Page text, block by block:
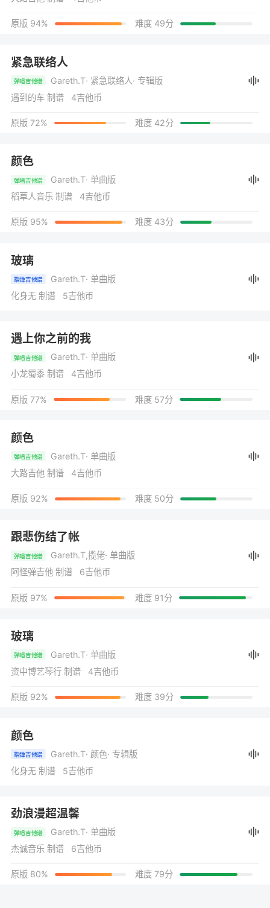
原版 94% 难度 49分
紧急联络人
弹唱吉他谱 Gareth.T· 紧急联络人· 专辑版
遇到的车 制谱 4吉他币
原版 72% 难度 42分
颜色
弹唱吉他谱 Gareth.T· 单曲版
稻草人音乐 制谱 4吉他币
原版 95% 难度 43分
玻璃
指弹吉他谱 Gareth.T· 单曲版
化身无 制谱 5吉他币
遇上你之前的我
弹唱吉他谱 Gareth.T· 单曲版
小龙蜀黍 制谱 4吉他币
原版 77% 难度 57分
颜色
弹唱吉他谱 Gareth.T· 单曲版
大路吉他 制谱 4吉他币
原版 92% 难度 50分
跟悲伤结了帐
弹唱吉他谱 Gareth.T,揽佬· 单曲版
阿怪弹吉他 制谱 6吉他币
原版 97% 难度 91分
玻璃
弹唱吉他谱 Gareth.T· 单曲版
资中博艺琴行 制谱 4吉他币
原版 92% 难度 39分
颜色
指弹吉他谱 Gareth.T· 颜色· 专辑版
化身无 制谱 5吉他币
劲浪漫超温馨
弹唱吉他谱 Gareth.T· 单曲版
杰诚音乐 制谱 6吉他币
原版 80% 难度 79分